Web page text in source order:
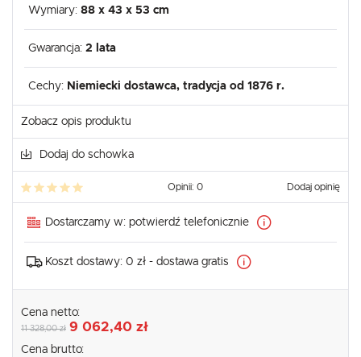
Wymiary: 88 x 43 x 53 cm
Gwarancja: 2 lata
Cechy: Niemiecki dostawca, tradycja od 1876 r.
Zobacz opis produktu
Dodaj do schowka
Opinii: 0 Dodaj opinię
Dostarczamy w: potwierdź telefonicznie
Koszt dostawy: 0 zł - dostawa gratis
Cena netto:
11 328,00 zł 9 062,40 zł
Cena brutto: